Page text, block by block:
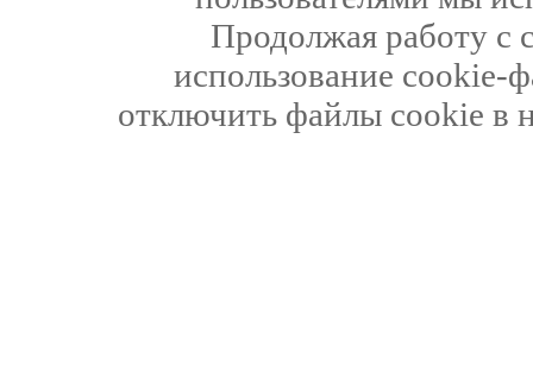
Продолжая работу с
использование cookie-
отключить файлы cookie в